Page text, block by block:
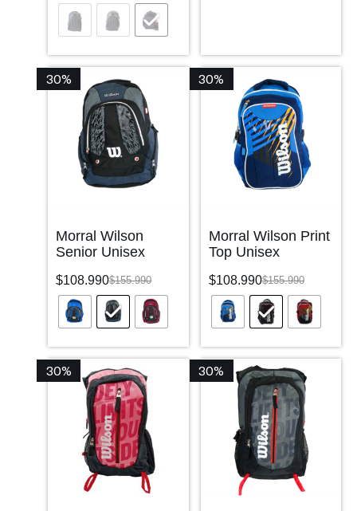
30%
Morral Wilson
Senior Unisex
$155.990
$108.990
30%
Morral Wilson Print
Top Unisex
$155.990
$108.990
30% 30%